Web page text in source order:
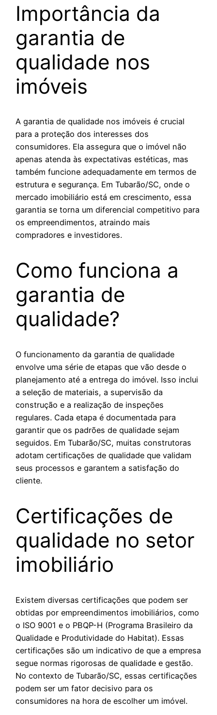
Importância da
garantia de
qualidade nos
imóveis
A garantia de qualidade nos imóveis é crucial
para a proteção dos interesses dos
consumidores. Ela assegura que o imóvel não
apenas atenda às expectativas estéticas, mas
também funcione adequadamente em termos de
estrutura e segurança. Em Tubarão/SC, onde o
mercado imobiliário está em crescimento, essa
garantia se torna um diferencial competitivo para
os empreendimentos, atraindo mais
compradores e investidores.
Como funciona a
garantia de
qualidade?
O funcionamento da garantia de qualidade
envolve uma série de etapas que vão desde o
planejamento até a entrega do imóvel. Isso inclui
a seleção de materiais, a supervisão da
construção e a realização de inspeções
regulares. Cada etapa é documentada para
garantir que os padrões de qualidade sejam
seguidos. Em Tubarão/SC, muitas construtoras
adotam certificações de qualidade que validam
seus processos e garantem a satisfação do
cliente.
Certificações de
qualidade no setor
imobiliário
Existem diversas certificações que podem ser
obtidas por empreendimentos imobiliários, como
o ISO 9001 e o PBQP-H (Programa Brasileiro da
Qualidade e Produtividade do Habitat). Essas
certificações são um indicativo de que a empresa
segue normas rigorosas de qualidade e gestão.
No contexto de Tubarão/SC, essas certificações
podem ser um fator decisivo para os
consumidores na hora de escolher um imóvel.